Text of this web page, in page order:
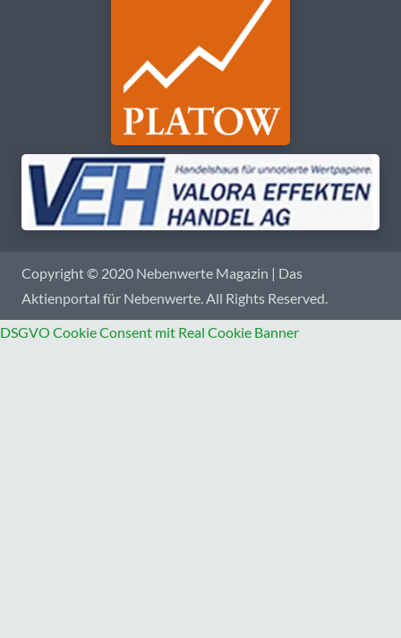
Copyright © 2020 Nebenwerte Magazin | Das
Aktienportal für Nebenwerte. All Rights Reserved.
DSGVO Cookie Consent mit Real Cookie Banner